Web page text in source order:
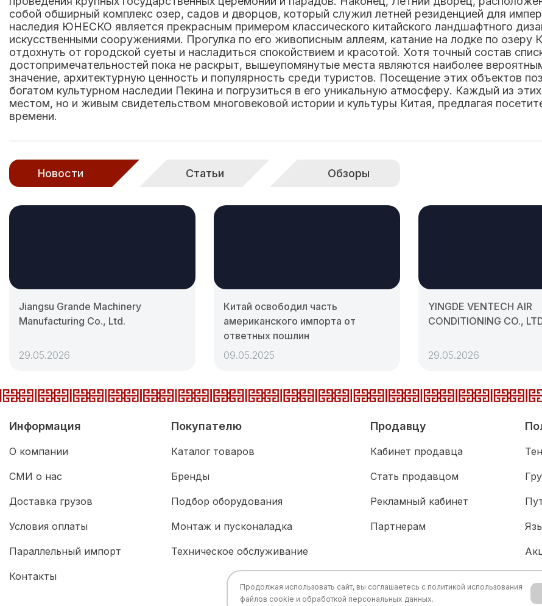
собой обширный комплекс озер, садов и дворцов, который служил летней резиденцией для
наследия ЮНЕСКО является прекрасным примером классического китайского ландшафтного
искусственными сооружениями. Прогулка по его живописным аллеям, катание на лодке по озеру
отдохнуть от городской суеты и насладиться спокойствием и красотой. Хотя точный состав
достопримечательностей пока не раскрыт, вышеупомянутые места являются наиболее
значение, архитектурную ценность и популярность среди туристов. Посещение этих объектов
богатом культурном наследии Пекина и погрузиться в его уникальную атмосферу. Каждый из
местом, но и живым свидетельством многовековой истории и культуры Китая, предлагая
времени.
Новости Статьи Обзоры
Jiangsu Grande Machinery
Manufacturing Co., Ltd.
29.05.2026
Китай освободил часть
американского импорта от
ответных пошлин
09.05.2025
YINGDE VENTECH AIR
CONDITIONING CO.,
29.05.2026
Информация
О компании
СМИ о нас
Доставка грузов
Условия оплаты
Параллельный импорт
Контакты
Покупателю
Каталог товаров
Бренды
Подбор оборудования
Монтаж и пусконаладка
Техническое обслуживание
Продавцу
Кабинет продавца
Стать продавцом
Рекламный кабинет
Партнерам
Продолжая использовать сайт, вы соглашаетесь с политикой использования
файлов cookie и обработкой персональных данных.